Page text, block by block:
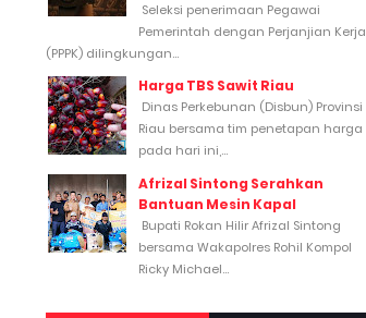
Seleksi penerimaan Pegawai
Pemerintah dengan Perjanjian Kerja
(PPPK) dilingkungan...
Harga TBS Sawit Riau
Dinas Perkebunan (Disbun) Provinsi
Riau bersama tim penetapan harga
pada hari ini,...
Afrizal Sintong Serahkan
Bantuan Mesin Kapal
Bupati Rokan Hilir Afrizal Sintong
bersama Wakapolres Rohil Kompol
Ricky Michael...